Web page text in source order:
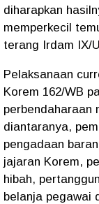
diharapkan
memperkecil
terang Irdam IX/
Pelaksanaan
Korem 162/WB
perbendaharaan
diantaranya,
pengadaan
jajaran Korem,
hibah,
belanja pegawai